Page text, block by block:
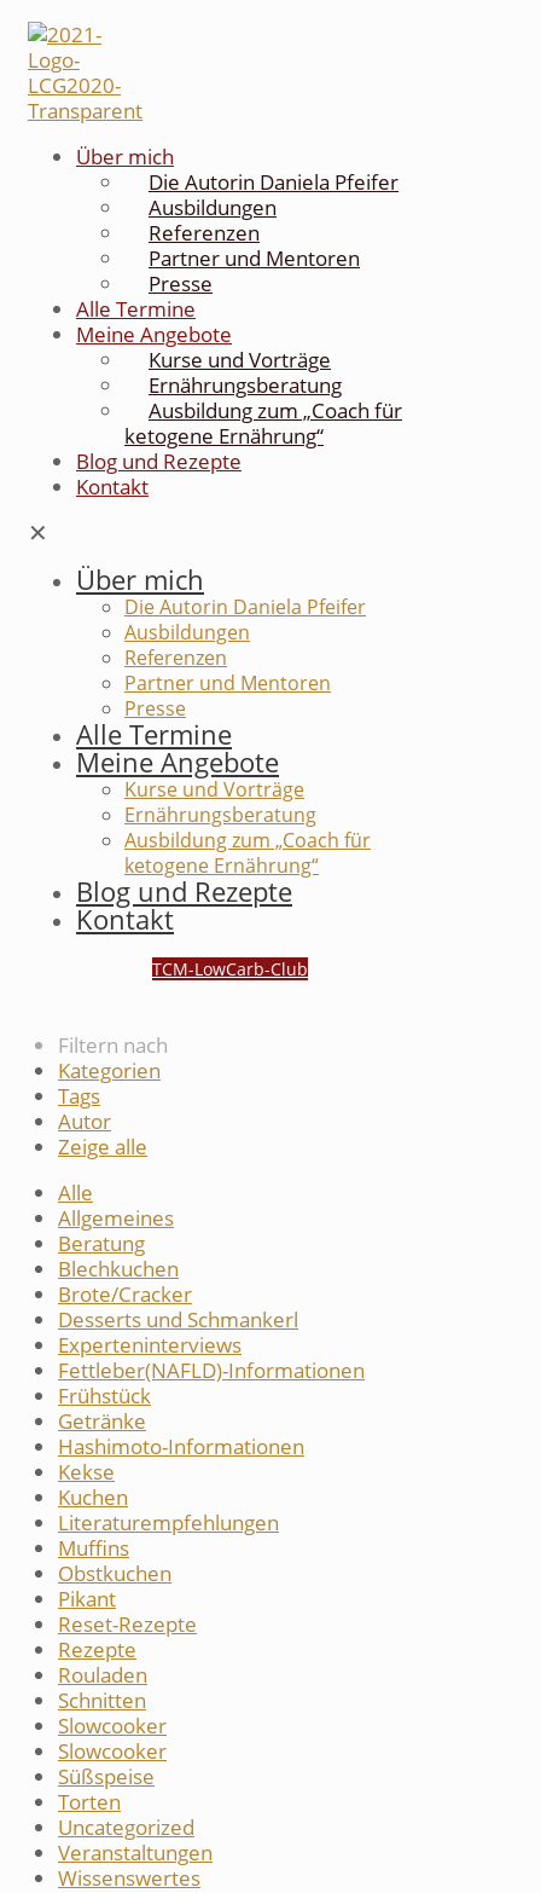
Über mich
Die Autorin Daniela Pfeifer
Ausbildungen
Referenzen
Partner und Mentoren
Presse
Alle Termine
Meine Angebote
Kurse und Vorträge
Ernährungsberatung
Ausbildung zum „Coach für
ketogene Ernährung“
Blog und Rezepte
Kontakt
✕
Über mich
Die Autorin Daniela Pfeifer
Ausbildungen
Referenzen
Partner und Mentoren
Presse
Alle Termine
Meine Angebote
Kurse und Vorträge
Ernährungsberatung
Ausbildung zum „Coach für
ketogene Ernährung“
Blog und Rezepte
Kontakt
TCM-LowCarb-Club
Filtern nach
Kategorien
Tags
Autor
Zeige alle
Alle
Allgemeines
Beratung
Blechkuchen
Brote/Cracker
Desserts und Schmankerl
Experteninterviews
Fettleber(NAFLD)-Informationen
Frühstück
Getränke
Hashimoto-Informationen
Kekse
Kuchen
Literaturempfehlungen
Muffins
Obstkuchen
Pikant
Reset-Rezepte
Rezepte
Rouladen
Schnitten
Slowcooker
Slowcooker
Süßspeise
Torten
Uncategorized
Veranstaltungen
Wissenswertes